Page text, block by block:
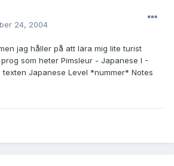
24, 2004
jag håller på att lära mig lite turist
som heter Pimsleur - Japanese I -
Japanese Level *nummer* Notes